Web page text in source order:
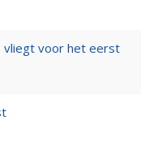
vliegt voor het eerst